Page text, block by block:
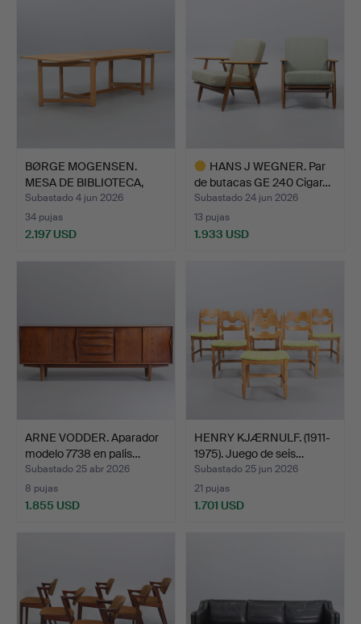
BØRGE MOGENSEN.
MESA DE BIBLIOTECA,
mesa d…
Subastado 4 jun 2026
34 pujas
2.197 USD
HANS J WEGNER. Par
de butacas GE 240 Cigar…
Subastado 24 jun 2026
13 pujas
1.933 USD
ARNE VODDER. Aparador
modelo 7738 en palis…
Subastado 25 abr 2026
8 pujas
1.855 USD
HENRY KJÆRNULF. (1911-
1975). Juego de seis…
Subastado 25 jun 2026
21 pujas
1.701 USD